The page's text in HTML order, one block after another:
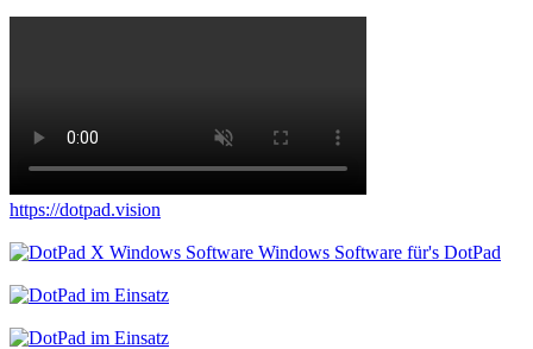
https://dotpad.vision
Windows Software für's DotPad